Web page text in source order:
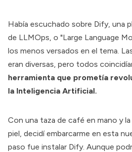
Había escuchado sobre Dify, una
de LLMOps, o "Large Language
los menos versados en el tema.
eran diversas, pero todos
herramienta que prometía
la Inteligencia Artificial.
Con una taza de café en mano y
piel, decidí embarcarme en esta
paso fue instalar Dify. Aunque